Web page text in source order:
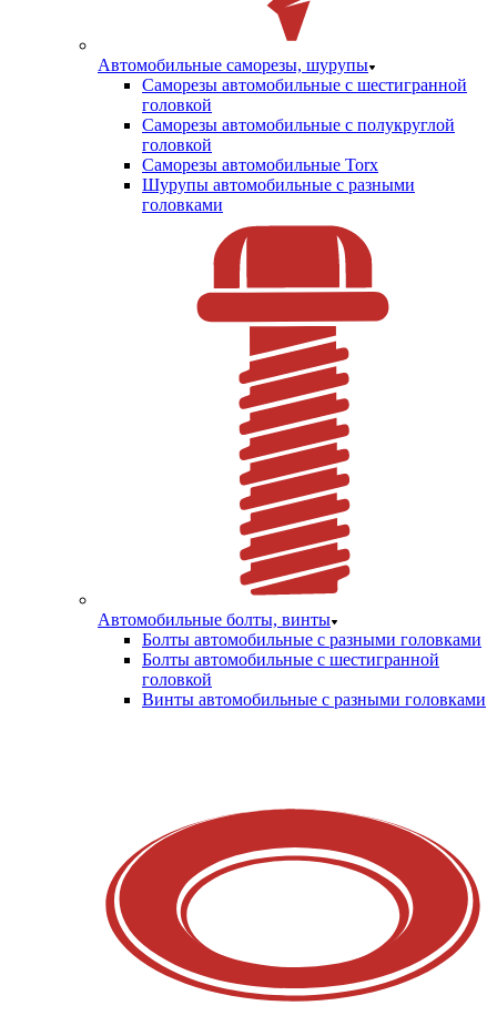
Автомобильные саморезы, шурупы
Саморезы автомобильные с шестигранной
головкой
Саморезы автомобильные с полукруглой
головкой
Саморезы автомобильные Torx
Шурупы автомобильные с разными
головками
Автомобильные болты, винты
Болты автомобильные с разными головками
Болты автомобильные с шестигранной
головкой
Винты автомобильные с разными головками